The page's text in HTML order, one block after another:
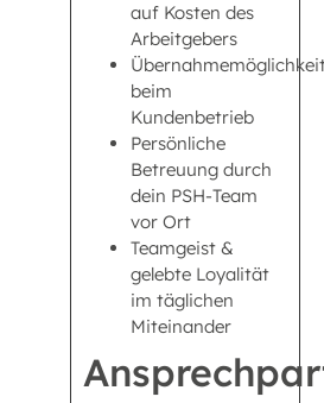
auf Kosten des
Arbeitgebers
beim
Kundenbetrieb
Persönliche
Betreuung durch
dein PSH-Team
vor Ort
Teamgeist &
gelebte Loyalität
im täglichen
Miteinander